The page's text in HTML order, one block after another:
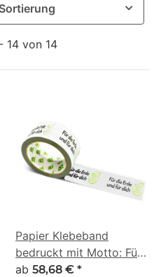
14 von 14
Papier Klebeband
bedruckt mit Motto: Für
die Erde und für dich -
ab 58,68 € *